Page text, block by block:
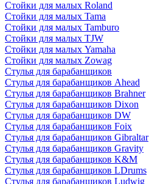
Стойки для малых Roland
Стойки для малых Tama
Стойки для малых Tamburo
Стойки для малых TJW
Стойки для малых Yamaha
Стойки для малых Zowag
Стулья для барабанщиков
Стулья для барабанщиков Ahead
Стулья для барабанщиков Brahner
Стулья для барабанщиков Dixon
Стулья для барабанщиков DW
Стулья для барабанщиков Foix
Стулья для барабанщиков Gibraltar
Стулья для барабанщиков Gravity
Стулья для барабанщиков K&M
Стулья для барабанщиков LDrums
Стулья для барабанщиков Ludwig